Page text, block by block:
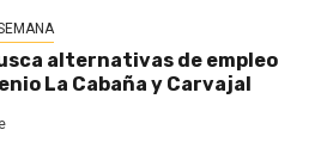
alternativas de empleo
La Cabaña y Carvajal